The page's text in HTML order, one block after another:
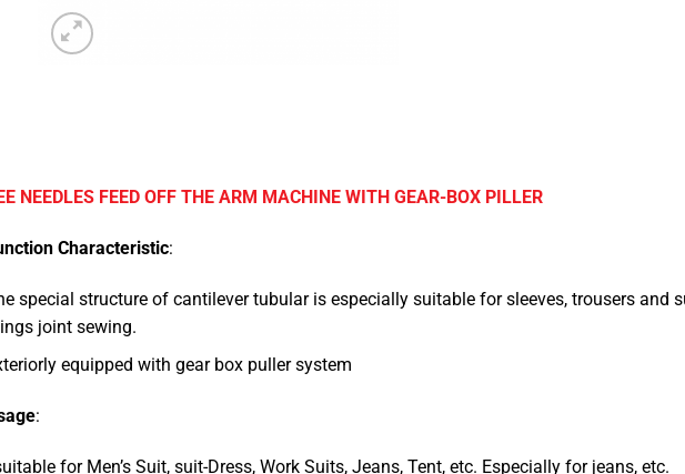
NEEDLES FEED OFF THE ARM MACHINE WITH GEAR-BOX PILLER
Characteristic:
special structure of cantilever tubular is especially suitable for sleeves, trousers and
joint sewing.
equipped with gear box puller system
:
for Men’s Suit, suit-Dress, Work Suits, Jeans, Tent, etc. Especially for jeans, etc.